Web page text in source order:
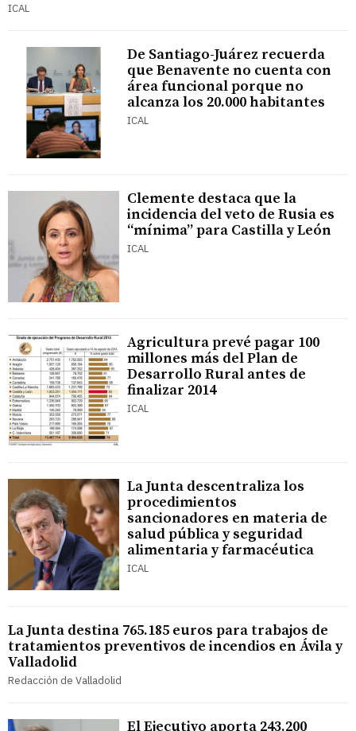
ICAL
De Santiago-Juárez recuerda
que Benavente no cuenta con
área funcional porque no
alcanza los 20.000 habitantes
ICAL
Clemente destaca que la
incidencia del veto de Rusia es
“mínima” para Castilla y León
ICAL
Agricultura prevé pagar 100
millones más del Plan de
Desarrollo Rural antes de
finalizar 2014
ICAL
La Junta descentraliza los
procedimientos
sancionadores en materia de
salud pública y seguridad
alimentaria y farmacéutica
ICAL
La Junta destina 765.185 euros para trabajos de
tratamientos preventivos de incendios en Ávila y
Valladolid
Redacción de Valladolid
El Ejecutivo aporta 243.200